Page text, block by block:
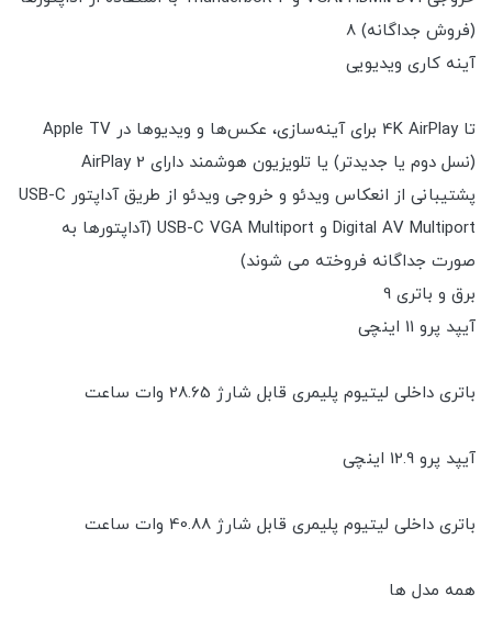
(فروش جداگانه) 8
آینه کاری ویدیویی
تا 4K AirPlay برای آینه‌سازی، عکس‌ها و ویدیوها در Apple TV
(نسل دوم یا جدیدتر) یا تلویزیون هوشمند دارای AirPlay 2
پشتیبانی از انعکاس ویدئو و خروجی ویدئو از طریق آداپتور USB-C
Digital AV Multiport و USB-C VGA Multiport (آداپتورها به
صورت جداگانه فروخته می شوند)
برق و باتری 9
آیپد پرو 11 اینچی
باتری داخلی لیتیوم پلیمری قابل شارژ 28.65 وات ساعت
آیپد پرو 12.9 اینچی
باتری داخلی لیتیوم پلیمری قابل شارژ 40.88 وات ساعت
همه مدل ها